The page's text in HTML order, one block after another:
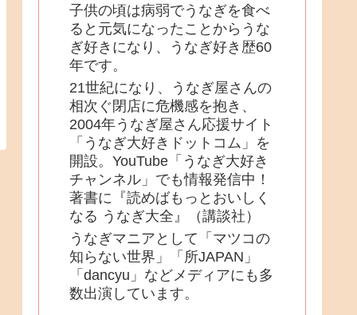
子供の頃は病弱でうなぎを食べ
ると元気になったことからうな
ぎ好きになり、うなぎ好き歴60
年です。
21世紀になり、うなぎ屋さんの
相次ぐ閉店に危機感を抱き、
2004年うなぎ屋さん応援サイト
「うなぎ大好きドットコム」を
開設。YouTube「うなぎ大好き
チャンネル」でも情報発信中！
著書に『読めばもっとおいしく
なる うなぎ大全』（講談社）
うなぎマニアとして「マツコの
知らない世界」「所JAPAN」
「dancyu」などメディアにも多
数出演しています。